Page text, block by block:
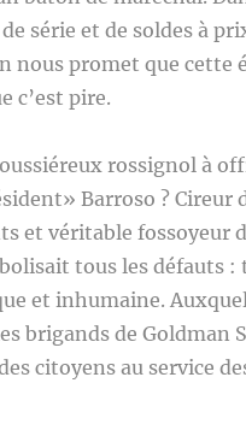
série et de soldes à
nous promet que cette
c’est pire.
rossignol à
Barroso ? Cireur
et véritable fossoyeur
tous les défauts :
et inhumaine.
brigands de Goldman
citoyens au service